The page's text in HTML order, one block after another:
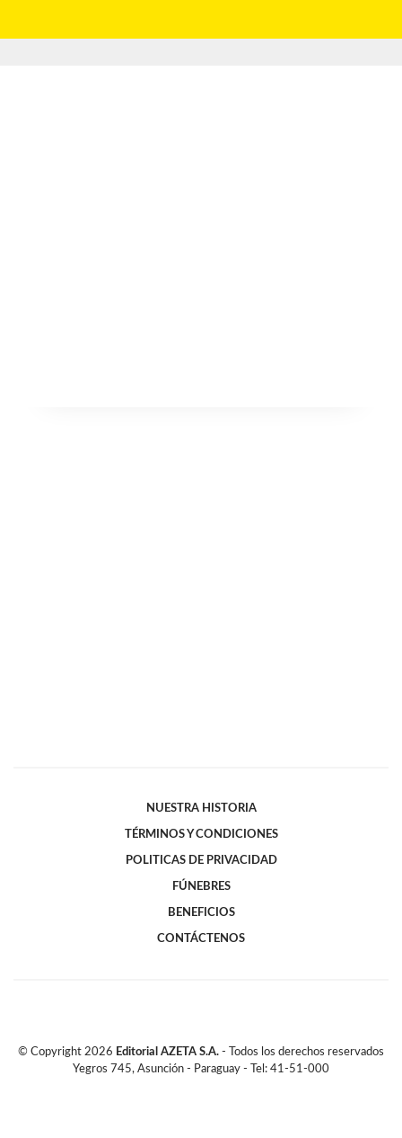
NUESTRA HISTORIA
TÉRMINOS Y CONDICIONES
POLITICAS DE PRIVACIDAD
FÚNEBRES
BENEFICIOS
CONTÁCTENOS
© Copyright 2026 Editorial AZETA S.A. - Todos los derechos reservados
Yegros 745, Asunción - Paraguay - Tel: 41-51-000